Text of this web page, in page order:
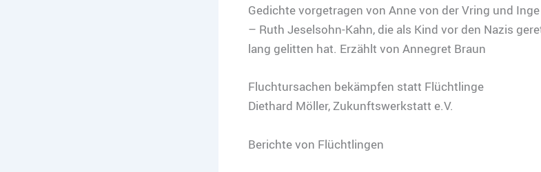
Gedichte vorgetragen von Anne von der Vring und
– Ruth Jeselsohn-Kahn, die als Kind vor den Nazis
lang gelitten hat. Erzählt von Annegret Braun
Fluchtursachen bekämpfen statt Flüchtlinge
Diethard Möller, Zukunftswerkstatt e.V.
Berichte von Flüchtlingen